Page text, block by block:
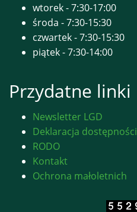
wtorek - 7:30-17:00
środa - 7:30-15:30
czwartek - 7:30-15:30
piątek - 7:30-14:00
Przydatne linki
Newsletter LGD
Deklaracja dostępności
RODO
Kontakt
Ochrona małoletnich